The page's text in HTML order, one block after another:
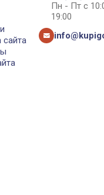
сайта
Пн - Пт с
19:00